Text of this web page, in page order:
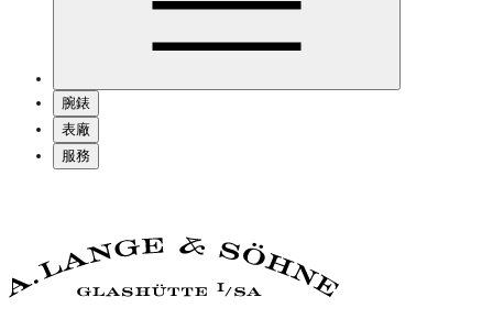
腕錶
表廠
服務